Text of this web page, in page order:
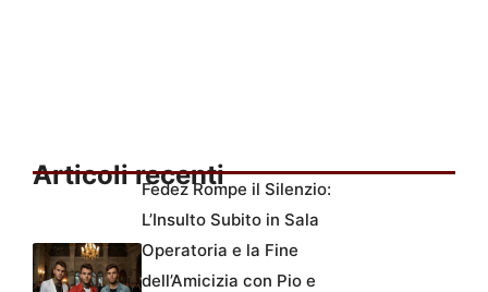
Articoli recentiFedez Rompe il Silenzio:
L’Insulto Subito in Sala
Operatoria e la Fine
dell’Amicizia con Pio e